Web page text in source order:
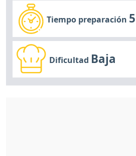
Tiempo preparación
Dificultad Baja